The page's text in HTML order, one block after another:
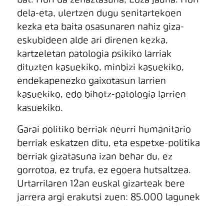
dela-eta, ulertzen dugu senitartekoen
kezka eta baita osasunaren nahiz giza-
eskubideen alde ari direnen kezka,
kartzeletan patologia psikiko larriak
dituzten kasuekiko, minbizi kasuekiko,
endekapenezko gaixotasun larrien
kasuekiko, edo bihotz-patologia larrien
kasuekiko.
Garai politiko berriak neurri humanitario
berriak eskatzen ditu, eta espetxe-politika
berriak gizatasuna izan behar du, ez
gorrotoa, ez trufa, ez egoera hutsaltzea.
Urtarrilaren 12an euskal gizarteak bere
jarrera argi erakutsi zuen: 85.000 lagunek